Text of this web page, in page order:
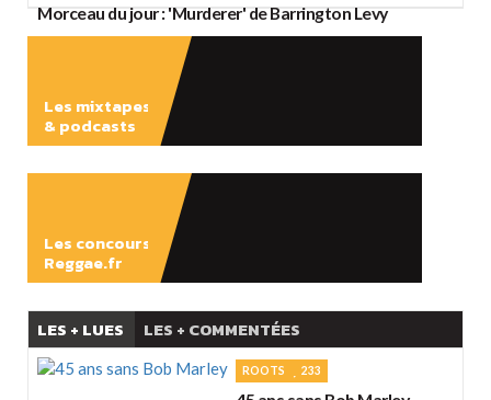
Morceau du jour : 'Murderer' de Barrington Levy
Les mixtapes
& podcasts
Les concours
Reggae.fr
LES + LUES LES + COMMENTÉES
ROOTS 233